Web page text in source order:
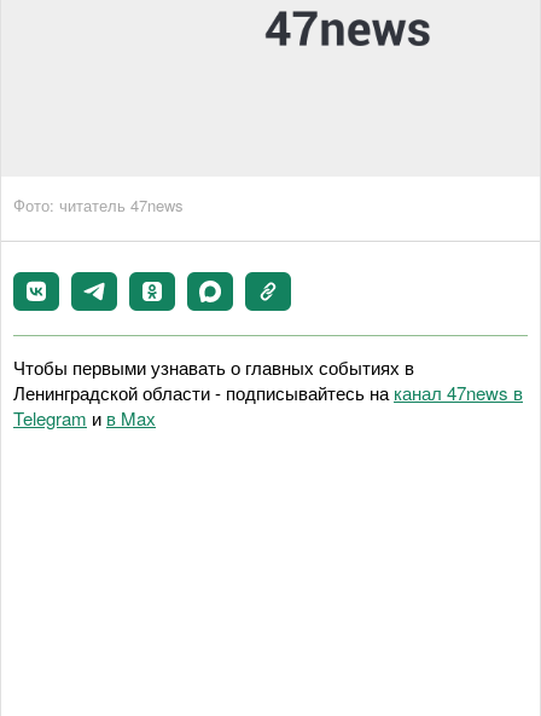
Фото: читатель 47news
Чтобы первыми узнавать о главных событиях в
Ленинградской области - подписывайтесь на канал 47news в
Telegram и в Maх